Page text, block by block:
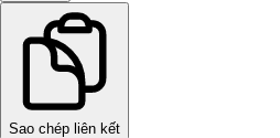
Sao chép liên kết